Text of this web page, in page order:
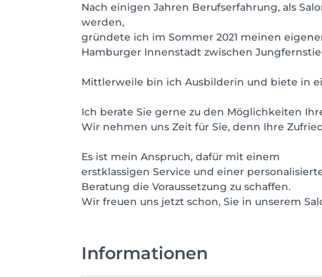
Nach einigen Jahren Berufserfahrung, als
werden,
gründete ich im Sommer 2021 meinen
Hamburger Innenstadt zwischen
Mittlerweile bin ich Ausbilderin und biete in
Ich berate Sie gerne zu den Möglichkeiten
Wir nehmen uns Zeit für Sie, denn Ihre
Es ist mein Anspruch, dafür mit einem
erstklassigen Service und einer
Beratung die Voraussetzung zu schaffen.
Wir freuen uns jetzt schon, Sie in unserem
Informationen